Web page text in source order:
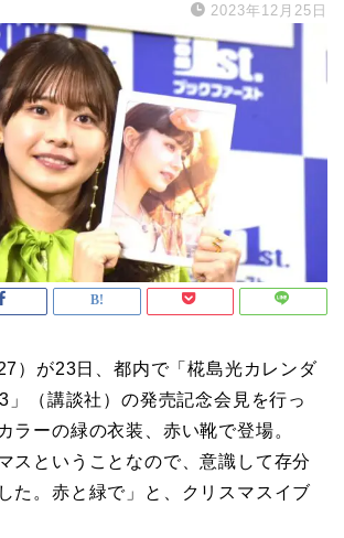
2023年12月25日
27）が23日、都内で「椛島光カレンダ
（講談社）の発売記念会見を行っ
ラーの緑の衣装、赤い靴で登場。
スということなので、意識して存分
た。赤と緑で」と、クリスマスイブ